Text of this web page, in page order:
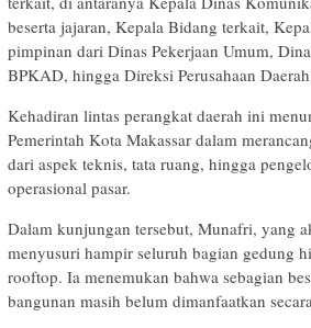
beserta jajaran, Kepala Bidang terkait,
pimpinan dari Dinas Pekerjaan Umum,
BPKAD, hingga Direksi Perusahaan Daerah
Kehadiran lintas perangkat daerah ini
Pemerintah Kota Makassar dalam
dari aspek teknis, tata ruang, hingga
operasional pasar.
Dalam kunjungan tersebut, Munafri, yang
menyusuri hampir seluruh bagian gedung
rooftop. Ia menemukan bahwa sebagian
bangunan masih belum dimanfaatkan